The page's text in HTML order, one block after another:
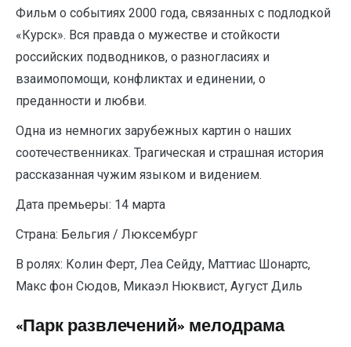
Фильм о событиях 2000 года, связанных с подлодкой
«Курск». Вся правда о мужестве и стойкости
российских подводников, о разногласиях и
взаимопомощи, конфликтах и единении, о
преданности и любви.
Одна из немногих зарубежных картин о наших
соотечественниках. Трагическая и страшная история
рассказанная чужим языком и видением.
Дата премьеры: 14 марта
Страна: Бельгия / Люксембург
В ролях: Колин Ферт, Леа Сейду, Маттиас Шонартс,
Макс фон Сюдов, Микаэл Нюквист, Аугуст Диль
«Парк развлечений» мелодрама